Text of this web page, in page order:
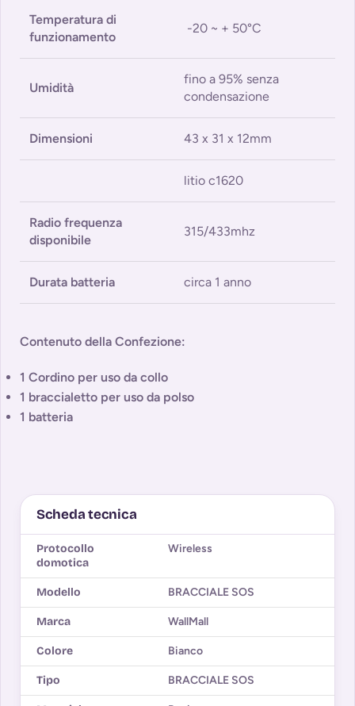
Temperatura di
funzionamento
-20 ~ + 50°C
Umidità
fino a 95% senza
condensazione
Dimensioni 43 x 31 x 12mm
litio c1620
Radio frequenza
disponibile
315/433mhz
Durata batteria circa 1 anno
Contenuto della Confezione:
1 Cordino per uso da collo
1 braccialetto per uso da polso
1 batteria
Scheda tecnica
Protocollo
domotica
Wireless
Modello BRACCIALE SOS
Marca WallMall
Colore Bianco
Tipo BRACCIALE SOS